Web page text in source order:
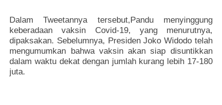
Dalam Tweetannya tersebut,Pandu menyinggung
keberadaan vaksin Covid-19, yang menurutnya,
dipaksakan. Sebelumnya, Presiden Joko Widodo telah
mengumumkan bahwa vaksin akan siap disuntikkan
dalam waktu dekat dengan jumlah kurang lebih 17-180
juta.